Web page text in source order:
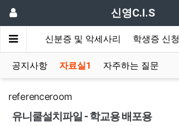
신영C.I.S
발급기 신분증 및 악세사리 학생증 신청
공지사항 자료실1 자주하는 질문
referenceroom
유니쿨설치파일 - 학교용 배포용